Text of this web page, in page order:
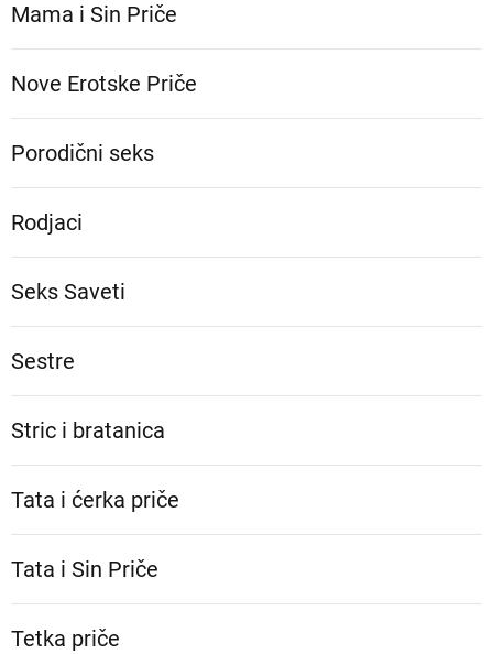
Mama i Sin Priče
Nove Erotske Priče
Porodični seks
Rodjaci
Seks Saveti
Sestre
Stric i bratanica
Tata i ćerka priče
Tata i Sin Priče
Tetka priče